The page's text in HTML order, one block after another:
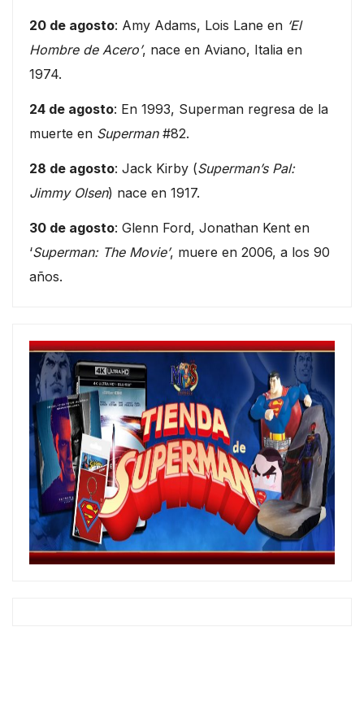
20 de agosto: Amy Adams, Lois Lane en ‘El
Hombre de Acero’, nace en Aviano, Italia en
1974.
24 de agosto: En 1993, Superman regresa de la
muerte en Superman#82.
28 de agosto: Jack Kirby (Superman’s Pal:
Jimmy Olsen) nace en 1917.
30 de agosto: Glenn Ford, Jonathan Kent en
‘Superman: The Movie’, muere en 2006, a los 90
años.